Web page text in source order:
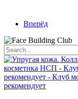
Вперёд